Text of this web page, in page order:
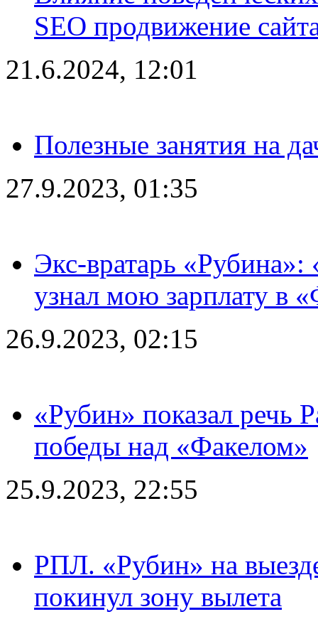
SEO продвижение
21.6.2024, 12:01
Полезные занятия на
27.9.2023, 01:35
Экс-вратарь «Рубина»:
узнал мою зарплату в
26.9.2023, 02:15
«Рубин» показал речь
победы над «Факелом»
25.9.2023, 22:55
РПЛ. «Рубин» на
покинул зону вылета